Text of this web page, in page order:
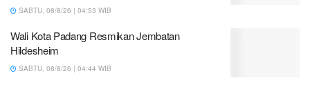
SABTU, 08/8/26 | 04:53 WIB
Wali Kota Padang Resmikan Jembatan
Hildesheim
SABTU, 08/8/26 | 04:44 WIB